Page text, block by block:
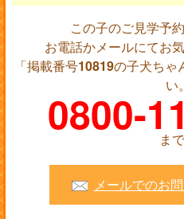
この子のご見学予
お電話かメールにてお
「掲載番号10819の子犬ちゃ
い。
0800- ま
メールでのお